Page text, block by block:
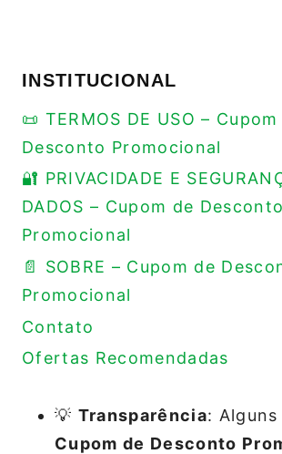
INSTITUCIONAL
📜 TERMOS DE USO – Cupom
Desconto Promocional
🔐 PRIVACIDADE E
DADOS – Cupom de Desconto
Promocional
📄 SOBRE – Cupom de
Promocional
Contato
Ofertas Recomendadas
💡 Transparência:
Cupom de Desconto